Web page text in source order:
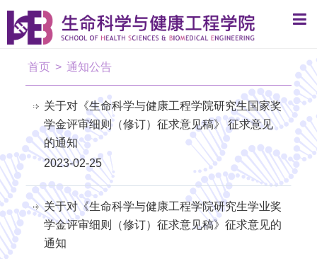
首页 > 通知公告
关于对《生命科学与健康工程学院研究生国家奖
学金评审细则（修订）征求意见稿》 征求意见
的通知
2023-02-25
关于对《生命科学与健康工程学院研究生学业奖
学金评审细则（修订）征求意见稿》征求意见的
通知